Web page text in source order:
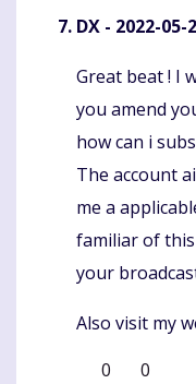
DX - 2022-05-
Komentaras
Great beat ! I
you amend
how can i
The account
me a
familiar of this
your
Also visit my
0
0